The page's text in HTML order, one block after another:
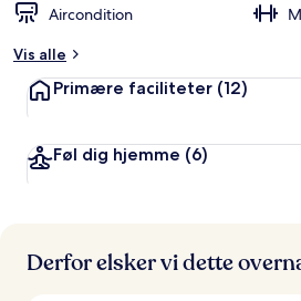
Aircondition
Vis alle
Primære faciliteter (12)
Føl dig hjemme (6)
Derfor elsker vi dette